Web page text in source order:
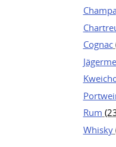
Cognac
Rum
Whisky